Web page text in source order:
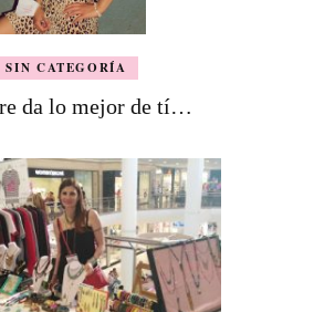
SIN CATEGORÍA
da lo mejor de tí…